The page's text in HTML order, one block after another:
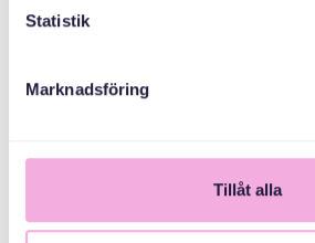
Statistik
Marknadsföring
Tillåt alla